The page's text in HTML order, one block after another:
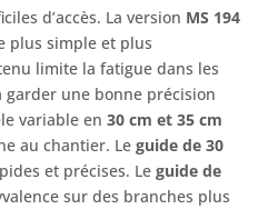
d’accès. La version MS 194
plus simple et plus
limite la fatigue dans les
garder une bonne précision
variable en 30 cm et 35 cm
au chantier. Le guide de 30
et précises. Le guide de
sur des branches plus